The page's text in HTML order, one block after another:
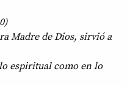
Madre de Dios, sirvió a
espiritual como en lo